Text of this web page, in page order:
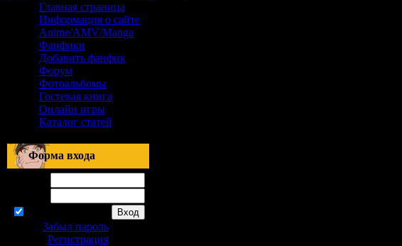
Главная страница
Информация о сайте
Anime/AMV/Manga
Фанфики
Добавить фанфик
Форум
Фотоальбомы
Гостевая книга
Онлайн игры
Каталог статей
Форма входа
Забыл пароль
Регистрация